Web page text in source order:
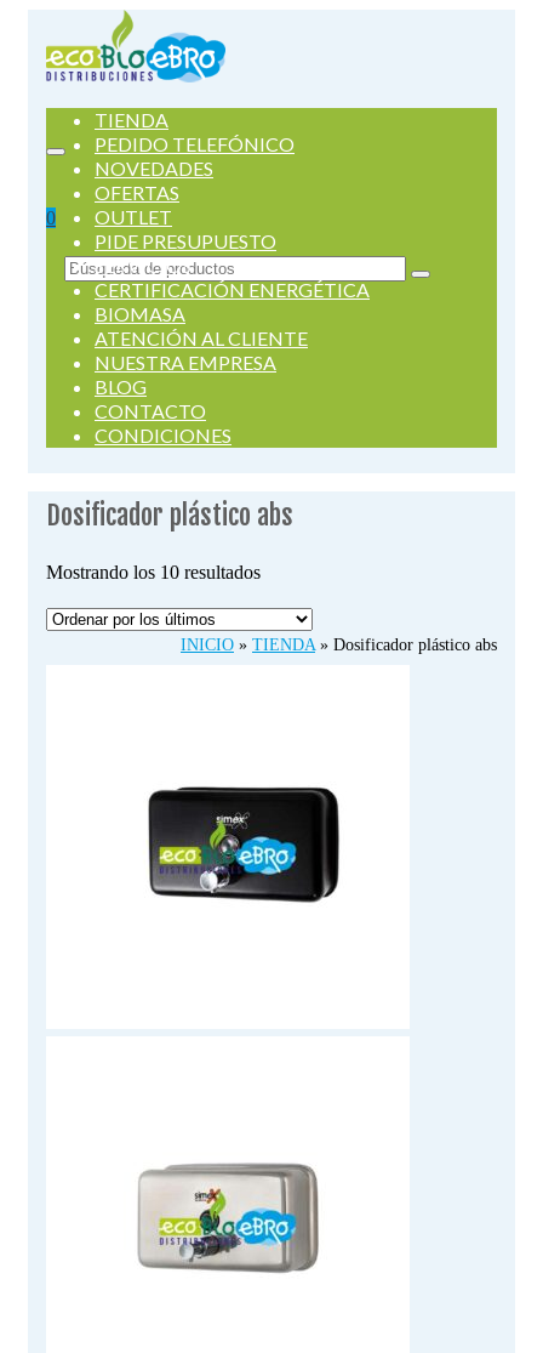
0
Buscar
por:
TIENDA
PEDIDO TELEFÓNICO
NOVEDADES
OFERTAS
OUTLET
PIDE PRESUPUESTO
SERVICIOS
CERTIFICACIÓN ENERGÉTICA
BIOMASA
ATENCIÓN AL CLIENTE
NUESTRA EMPRESA
BLOG
CONTACTO
CONDICIONES
Dosificador plástico abs
Mostrando los 10 resultadosOrdenado
últimos
INICIO » TIENDA » Dosificador plástico abs